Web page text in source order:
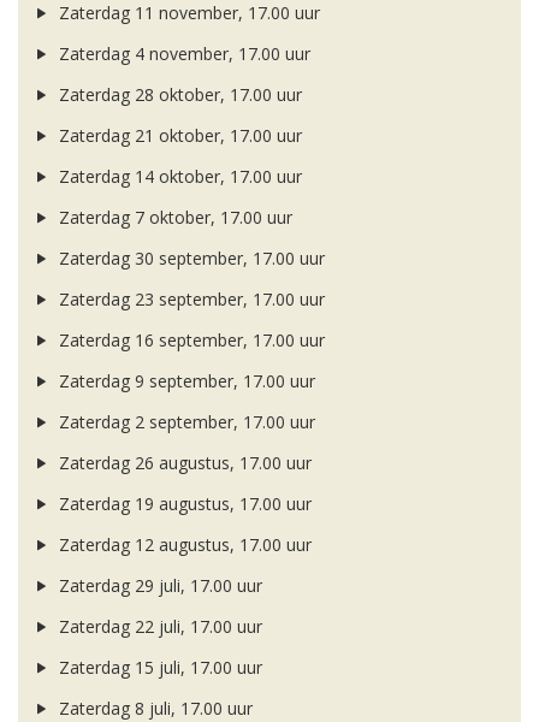
Zaterdag 11 november, 17.00 uur
Zaterdag 4 november, 17.00 uur
Zaterdag 28 oktober, 17.00 uur
Zaterdag 21 oktober, 17.00 uur
Zaterdag 14 oktober, 17.00 uur
Zaterdag 7 oktober, 17.00 uur
Zaterdag 30 september, 17.00 uur
Zaterdag 23 september, 17.00 uur
Zaterdag 16 september, 17.00 uur
Zaterdag 9 september, 17.00 uur
Zaterdag 2 september, 17.00 uur
Zaterdag 26 augustus, 17.00 uur
Zaterdag 19 augustus, 17.00 uur
Zaterdag 12 augustus, 17.00 uur
Zaterdag 29 juli, 17.00 uur
Zaterdag 22 juli, 17.00 uur
Zaterdag 15 juli, 17.00 uur
Zaterdag 8 juli, 17.00 uur